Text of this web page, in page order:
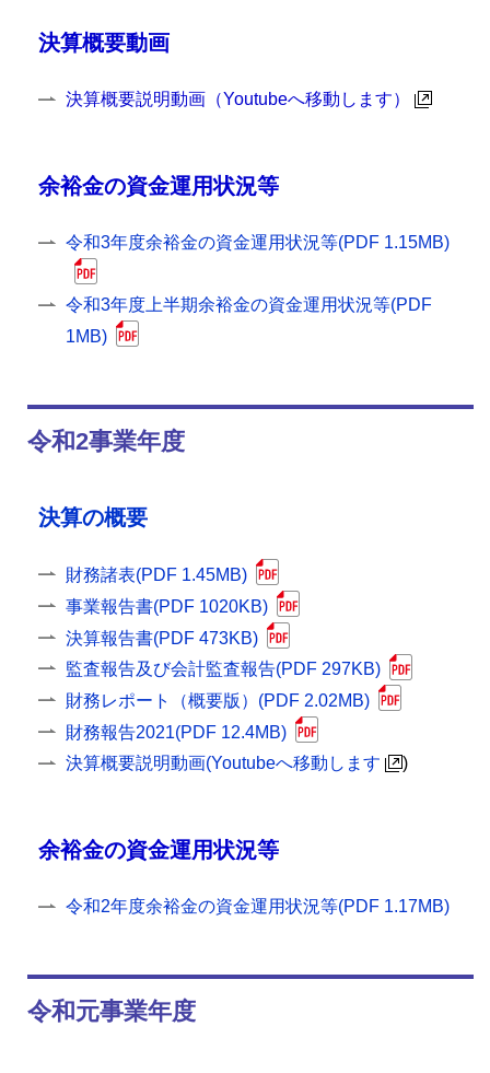
決算概要動画
決算概要説明動画（Youtubeへ移動します）
余裕金の資金運用状況等
令和3年度余裕金の資金運用状況等(PDF 1.15MB)
令和3年度上半期余裕金の資金運用状況等(PDF
1MB)
令和2事業年度
決算の概要
財務諸表(PDF 1.45MB)
事業報告書(PDF 1020KB)
決算報告書(PDF 473KB)
監査報告及び会計監査報告(PDF 297KB)
財務レポート（概要版）(PDF 2.02MB)
財務報告2021(PDF 12.4MB)
決算概要説明動画(Youtubeへ移動します
)
余裕金の資金運用状況等
令和2年度余裕金の資金運用状況等(PDF 1.17MB)
令和元事業年度